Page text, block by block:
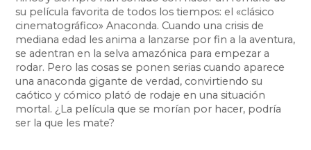
su película favorita de todos los tiempos: el «clásico
cinematográfico» Anaconda. Cuando una crisis de
mediana edad les anima a lanzarse por fin a la aventura,
se adentran en la selva amazónica para empezar a
rodar. Pero las cosas se ponen serias cuando aparece
una anaconda gigante de verdad, convirtiendo su
caótico y cómico plató de rodaje en una situación
mortal. ¿La película que se morían por hacer, podría
ser la que les mate?